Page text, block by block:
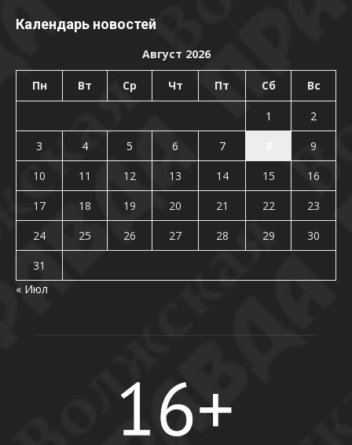
Календарь новостей
Август 2026
Пн Вт Ср Чт Пт Сб Вс
1
2
3
4 5 6 7
9
10
11 12 13 14 15
16
17
18 19 20 21 22
23
24
25 26 27 28 29
30
31
« Июл